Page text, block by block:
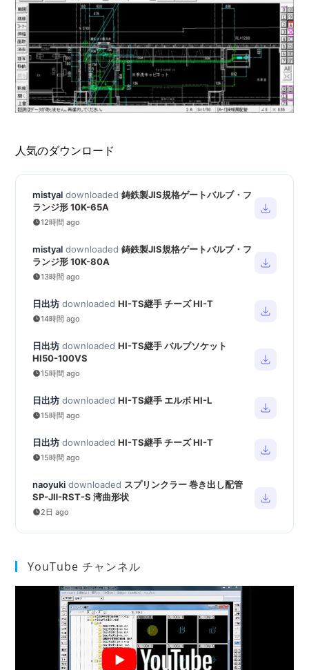
人気のダウンロード
mistyal downloaded 鋳鉄製JIS規格ゲートバルブ・フ
ランジ形 10K-65A
12時間 ago
mistyal downloaded 鋳鉄製JIS規格ゲートバルブ・フ
ランジ形 10K-80A
13時間 ago
日出坊 downloaded HI-TS継手 チーズ HI-T
14時間 ago
日出坊 downloaded HI-TS継手 バルブソケット
HI50-100VS
15時間 ago
日出坊 downloaded HI-TS継手 エルボ HI-L
15時間 ago
日出坊 downloaded HI-TS継手 チーズ HI-T
15時間 ago
naoyuki downloaded スプリンクラー 巻き出し配管
SP-JⅡ-RST-S 湾曲形状
2日 ago
YouTube チャンネル